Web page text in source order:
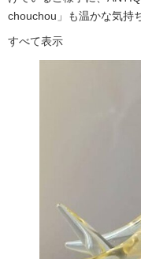
chouchou」も温かな気持
すべて表示